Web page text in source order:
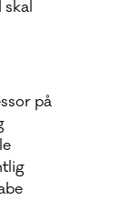
skal
på